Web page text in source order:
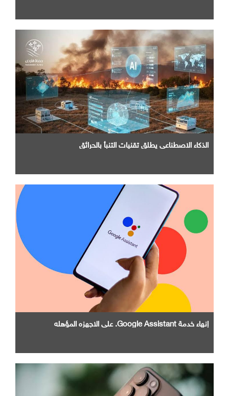
الذكاء الاصطناعي يطلق تقنيات التنبأ بالحرائق
إنهاء خدمة Google Assistant. علي الاجهزه المؤهله